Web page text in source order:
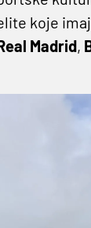
koje
Madrid,